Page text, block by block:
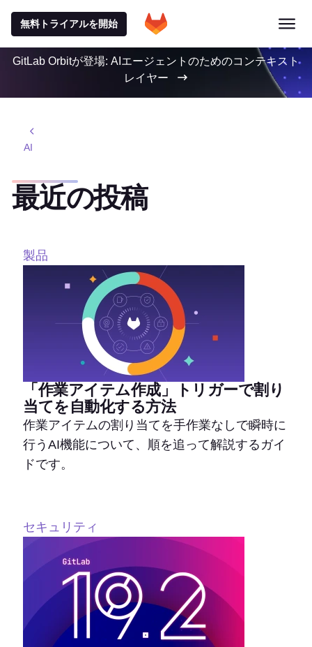
無料トライアルを開始
GitLab Orbitが登場: AIエージェントのためのコンテキスト
レイヤー
AI
最近の投稿
製品
「作業アイテム作成」トリガーで割り
当てを自動化する方法
作業アイテムの割り当てを手作業なしで瞬時に
行うAI機能について、順を追って解説するガイ
ドです。
セキュリティ